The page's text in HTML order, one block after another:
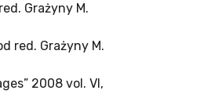
Grażyny M.
red. Grażyny M.
2008 vol. VI,